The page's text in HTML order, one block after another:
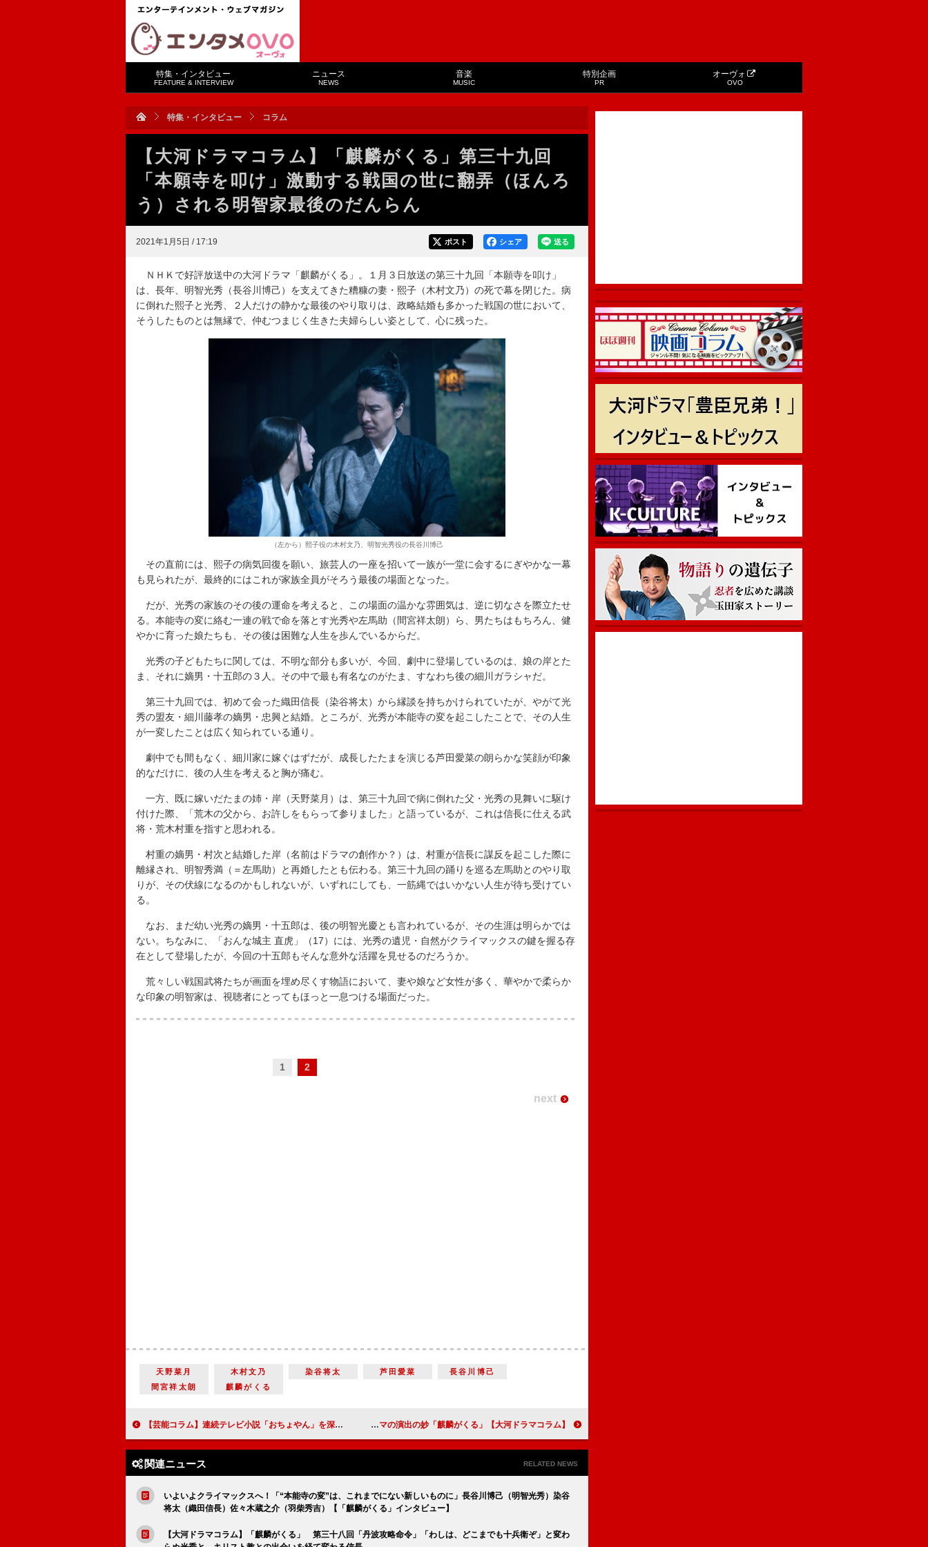
特集・インタビュー
FEATURE & INTERVIEW
ニュース
NEWS
音楽
MUSIC
特別企画
PR
オーヴォ
OVO
特集・インタビュー コラム
【大河ドラマコラム】「麒麟がくる」第三十九回
「本願寺を叩け」激動する戦国の世に翻弄（ほんろ
う）される明智家最後のだんらん
2021年1月5日 / 17:19 送る
シェア
ポスト
ＮＨＫで好評放送中の大河ドラマ「麒麟がくる」。１月３日放送の第三十九回「本願寺を叩け」
は、長年、明智光秀（長谷川博己）を支えてきた糟糠の妻・熙子（木村文乃）の死で幕を閉じた。病
に倒れた熙子と光秀、２人だけの静かな最後のやり取りは、政略結婚も多かった戦国の世において、
そうしたものとは無縁で、仲むつまじく生きた夫婦らしい姿として、心に残った。
（左から）熙子役の木村文乃、明智光秀役の長谷川博己
その直前には、熙子の病気回復を願い、旅芸人の一座を招いて一族が一堂に会するにぎやかな一幕
も見られたが、最終的にはこれが家族全員がそろう最後の場面となった。
だが、光秀の家族のその後の運命を考えると、この場面の温かな雰囲気は、逆に切なさを際立たせ
る。本能寺の変に絡む一連の戦で命を落とす光秀や左馬助（間宮祥太朗）ら、男たちはもちろん、健
やかに育った娘たちも、その後は困難な人生を歩んでいるからだ。
光秀の子どもたちに関しては、不明な部分も多いが、今回、劇中に登場しているのは、娘の岸とた
ま、それに嫡男・十五郎の３人。その中で最も有名なのがたま、すなわち後の細川ガラシャだ。
第三十九回では、初めて会った織田信長（染谷将太）から縁談を持ちかけられていたが、やがて光
秀の盟友・細川藤孝の嫡男・忠興と結婚。ところが、光秀が本能寺の変を起こしたことで、その人生
が一変したことは広く知られている通り。
劇中でも間もなく、細川家に嫁ぐはずだが、成長したたまを演じる芦田愛菜の朗らかな笑顔が印象
的なだけに、後の人生を考えると胸が痛む。
一方、既に嫁いだたまの姉・岸（天野菜月）は、第三十九回で病に倒れた父・光秀の見舞いに駆け
付けた際、「荒木の父から、お許しをもらって参りました」と語っているが、これは信長に仕える武
将・荒木村重を指すと思われる。
村重の嫡男・村次と結婚した岸（名前はドラマの創作か？）は、村重が信長に謀反を起こした際に
離縁され、明智秀満（＝左馬助）と再婚したとも伝わる。第三十九回の踊りを巡る左馬助とのやり取
りが、その伏線になるのかもしれないが、いずれにしても、一筋縄ではいかない人生が待ち受けてい
る。
なお、まだ幼い光秀の嫡男・十五郎は、後の明智光慶とも言われているが、その生涯は明らかでは
ない。ちなみに、「おんな城主 直虎」（17）には、光秀の遺児・自然がクライマックスの鍵を握る存
在として登場したが、今回の十五郎もそんな意外な活躍を見せるのだろうか。
荒々しい戦国武将たちが画面を埋め尽くす物語において、妻や娘など女性が多く、華やかで柔らか
な印象の明智家は、視聴者にとってもほっと一息つける場面だった。
1 2
next
天野菜月 木村文乃 染谷将太 芦田愛菜
長谷川博己
間宮祥太朗
麒麟がくる
【芸能コラム】連続テレビ小説「おちょやん」を深掘り 関連本はこれを読むべし！ 【大河ドラマコラム】「麒麟がくる」第四十回「松永久秀の平蜘蛛（ひらぐも）」孤立を深める信長の姿に見る大河ドラマの演出の妙
関連ニュース RELATED NEWS
いよいよクライマックスへ！「“本能寺の変”は、これまでにない新しいものに」長谷川博己（明智光秀）染谷
将太（織田信長）佐々木蔵之介（羽柴秀吉）【「麒麟がくる」インタビュー】
【大河ドラマコラム】「麒麟がくる」 第三十八回「丹波攻略命令」「わしは、どこまでも十兵衛ぞ」と変わ